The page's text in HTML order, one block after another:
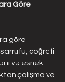
Göre
göre
coğrafi
ve esnek
çalışma ve